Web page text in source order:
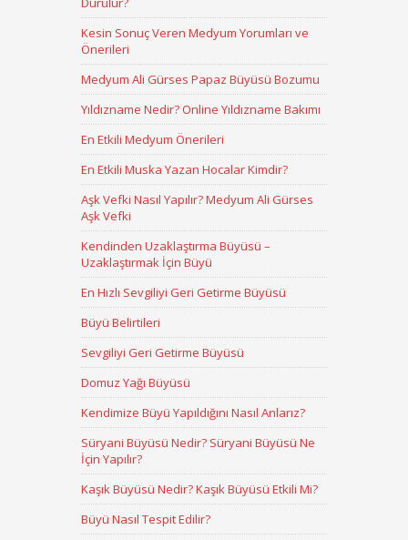
Kesin Sonuç Veren Medyum Yorumları ve
Önerileri
Medyum Ali Gürses Papaz Büyüsü Bozumu
Yıldızname Nedir? Online Yıldızname Bakımı
En Etkili Medyum Önerileri
En Etkili Muska Yazan Hocalar Kimdir?
Aşk Vefki Nasıl Yapılır? Medyum Ali Gürses
Aşk Vefki
Kendinden Uzaklaştırma Büyüsü –
Uzaklaştırmak İçin Büyü
En Hızlı Sevgiliyi Geri Getirme Büyüsü
Büyü Belirtileri
Sevgiliyi Geri Getirme Büyüsü
Domuz Yağı Büyüsü
Kendimize Büyü Yapıldığını Nasıl Anlarız?
Süryani Büyüsü Nedir? Süryani Büyüsü Ne
İçin Yapılır?
Kaşık Büyüsü Nedir? Kaşık Büyüsü Etkili Mi?
Büyü Nasıl Tespit Edilir?